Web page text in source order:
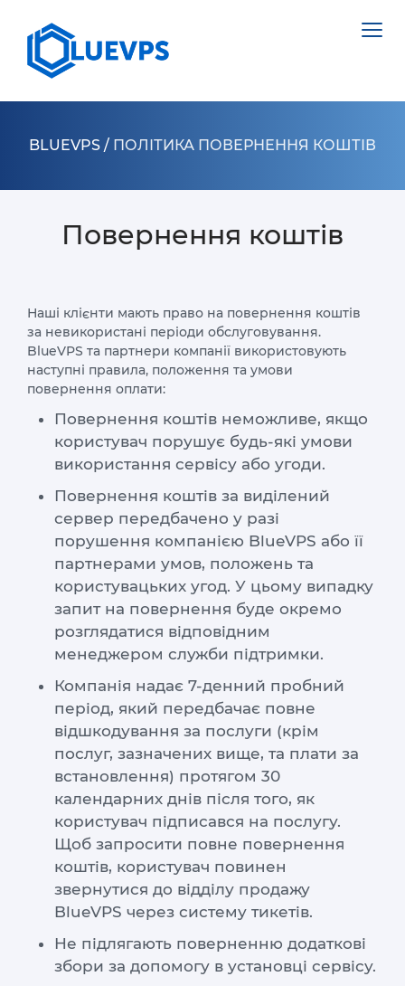
VPS ШВЕЦІЯ
VPS КІПР
VPS США >
VPS ЛОС АНДЖЕЛЕС
VPS АТЛАНТА
VPS АШБЕРН
VPS ЕСТОНІЯ
VPS АВСТРАЛІЯ
VPS СІНГАПУР
VPS ІТАЛІЯ
VPS ІСПАНІЯ
VPS НІДЕРЛАНДИ
VPS НІМЕЧЧИНА >
VPS ФРАНКФУРТ
VPS ДЮСЕЛЬДОРФ
VPS ОАЕ
VPS ФРАНЦІЯ
VPS КАНАДА
СЕРВЕРИ >
ПОЛЬЩА
ЕСТОНІЯ
КІПР
ШВЕЦІЯ
ГОНКОНГ
10 GBPS VPS
ВИСОКОПРОДУКТИВНИЙ VPS
СЛУЖБА ПІДТРИМКИ
КОЛОКЕЙШН
VPS TELEGRAM-БОТ
UA
BLUEVPS / ПОЛІТИКА ПОВЕРНЕННЯ КОШТІВ
Повернення коштів
Наші клієнти мають право на повернення коштів
за невикористані періоди обслуговування.
BlueVPS та партнери компанії використовують
наступні правила, положення та умови
повернення оплати:
Повернення коштів неможливе, якщо
користувач порушує будь-які умови
використання сервісу або угоди.
Повернення коштів за виділений
сервер передбачено у разі
порушення компанією BlueVPS або її
партнерами умов, положень та
користувацьких угод. У цьому випадку
запит на повернення буде окремо
розглядатися відповідним
менеджером служби підтримки.
Компанія надає 7-денний пробний
період, який передбачає повне
відшкодування за послуги (крім
послуг, зазначених вище, та плати за
встановлення) протягом 30
календарних днів після того, як
користувач підписався на послугу.
Щоб запросити повне повернення
коштів, користувач повинен
звернутися до відділу продажу
BlueVPS через систему тикетів.
Не підлягають поверненню додаткові
збори за допомогу в установці сервісу.